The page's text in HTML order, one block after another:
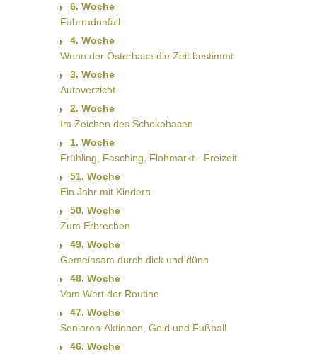
6. Woche
Fahrradunfall
4. Woche
Wenn der Osterhase die Zeit bestimmt
3. Woche
Autoverzicht
2. Woche
Im Zeichen des Schokohasen
1. Woche
Frühling, Fasching, Flohmarkt - Freizeit
51. Woche
Ein Jahr mit Kindern
50. Woche
Zum Erbrechen
49. Woche
Gemeinsam durch dick und dünn
48. Woche
Vom Wert der Routine
47. Woche
Senioren-Aktionen, Geld und Fußball
46. Woche